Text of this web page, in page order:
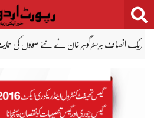
Skip
to
content
کی بس کی ٹکر سے موٹر سائیکل سوار لڑکی جاں بحق